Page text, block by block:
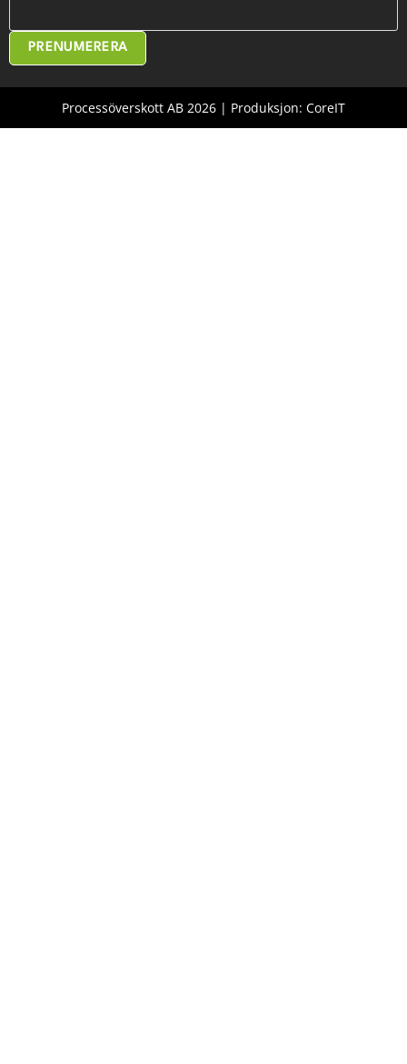
PRENUMERERA
Processöverskott AB 2026 | Produksjon: CoreIT